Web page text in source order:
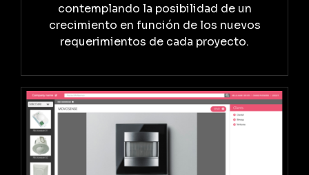
contemplando la posibilidad de un
crecimiento en función de los nuevos
requerimientos de cada proyecto.